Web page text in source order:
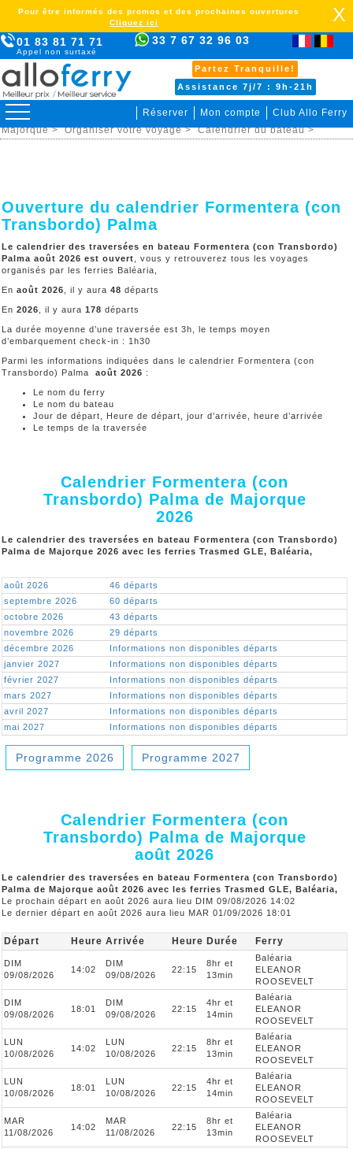
01 83 81 71 71
Appel non surtaxé
33 7 67 32 96 03
Partez Tranquille!
Assistance 7j/7 : 9h-21h
Réserver Mon compte Club Allo Ferry
Pour être informés des promos et des prochaines ouvertures
Cliquez ici
X
>
Formentera (con Transbordo) Palma de
Majorque > Organiser votre voyage > Calendrier du bateau >
Ouverture du calendrier Formentera (con
Transbordo) Palma
Le calendrier des traversées en bateau Formentera (con Transbordo)
Palma août 2026 est ouvert , vous y retrouverez tous les voyages
organisés par les ferries Baléaria,
En août 2026 , il y aura 48 départs
En 2026 , il y aura 178 départs
La durée moyenne d’une traversée est 3h, le temps moyen
d’embarquement check-in : 1h30
Parmi les informations indiquées dans le calendrier Formentera (con
Transbordo) Palma août 2026 :
Le nom du ferry
Le nom du bateau
Jour de départ, Heure de départ, jour d’arrivée, heure d’arrivée
Le temps de la traversée
Calendrier Formentera (con
Transbordo) Palma de Majorque
2026
Le calendrier des traversées en bateau Formentera (con Transbordo)
Palma de Majorque 2026 avec les ferries Trasmed GLE, Baléaria,
août 2026
46 départs
septembre 2026
60 départs
octobre 2026
43 départs
novembre 2026
29 départs
décembre 2026
Informations non disponibles départs
janvier 2027
Informations non disponibles départs
février 2027
Informations non disponibles départs
mars 2027
Informations non disponibles départs
avril 2027
Informations non disponibles départs
mai 2027
Informations non disponibles départs
Programme 2026 Programme 2027
Calendrier Formentera (con
Transbordo) Palma de Majorque
août 2026
Le calendrier des traversées en bateau Formentera (con Transbordo)
Palma de Majorque août 2026 avec les ferries Trasmed GLE, Baléaria,
Le prochain départ en août 2026 aura lieu DIM 09/08/2026 14:02
Le dernier départ en août 2026 aura lieu MAR 01/09/2026 18:01
Départ Heure Arrivée Heure Durée Ferry
DIM
09/08/2026
14:02
DIM
09/08/2026
22:15
8hr et
13min
Baléaria
ELEANOR
ROOSEVELT
DIM
09/08/2026
18:01
DIM
09/08/2026
22:15
4hr et
14min
Baléaria
ELEANOR
ROOSEVELT
LUN
10/08/2026
14:02
LUN
10/08/2026
22:15
8hr et
13min
Baléaria
ELEANOR
ROOSEVELT
LUN
10/08/2026
18:01
LUN
10/08/2026
22:15
4hr et
14min
Baléaria
ELEANOR
ROOSEVELT
MAR
11/08/2026
14:02
MAR
11/08/2026
22:15
8hr et
13min
Baléaria
ELEANOR
ROOSEVELT